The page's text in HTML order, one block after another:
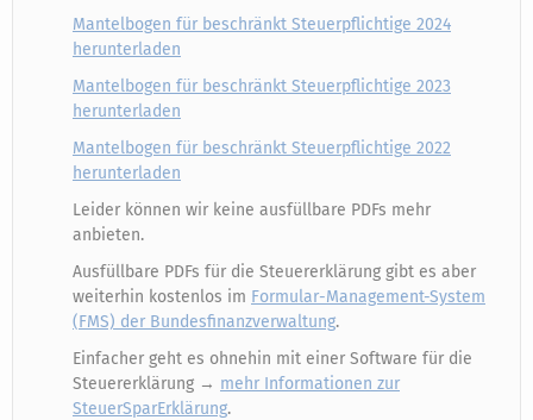
Mantelbogen für beschränkt Steuerpflichtige 2024
herunterladen
Mantelbogen für beschränkt Steuerpflichtige 2023
herunterladen
Mantelbogen für beschränkt Steuerpflichtige 2022
herunterladen
Leider können wir keine ausfüllbare PDFs mehr
anbieten.
Ausfüllbare PDFs für die Steuererklärung gibt es aber
weiterhin kostenlos im Formular-Management-System
(FMS) der Bundesfinanzverwaltung.
Einfacher geht es ohnehin mit einer Software für die
Steuererklärung → mehr Informationen zur
SteuerSparErklärung.